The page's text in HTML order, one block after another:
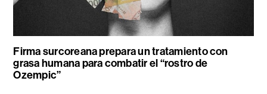
Firma surcoreana prepara un tratamiento con
grasa humana para combatir el “rostro de
Ozempic”